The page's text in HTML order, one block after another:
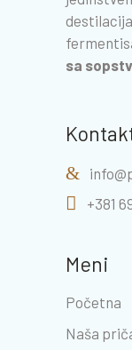
sa
+381
Meni
Početna
Naša